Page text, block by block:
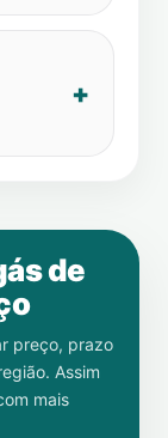
de
preço, prazo
Assim
mais